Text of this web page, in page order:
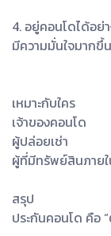
4. อยู่คอนโดได้อย่
มีความมั่นใจมากขึ้น
เหมาะกับใคร
เจ้าของคอนโด
ผู้ปล่อยเช่า
ผู้ที่มีทรัพย์สินภาย
สรุป
ประกันคอนโด คือ